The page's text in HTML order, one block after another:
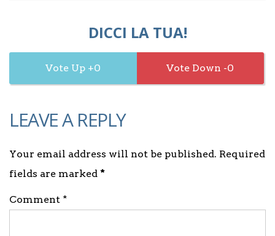
DICCI LA TUA!
0 0
LEAVE A REPLY
Your email address will not be published. Required
fields are marked *
Comment *